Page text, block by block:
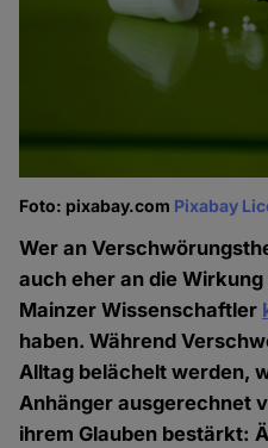
Foto: pixabay.com Pixabay
Wer an
auch eher an die
Mainzer Wissenschaftler
haben. Während
Alltag belächelt werden,
Anhänger ausgerechnet
ihrem Glauben bestärkt: